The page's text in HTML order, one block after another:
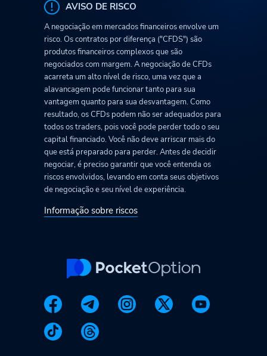
AVISO DE RISCO
A negociação em mercados financeiros envolve um
risco. Os contratos por diferença ("CFDS") são
produtos financeiros complexos que são
negociados com margem. A negociação de CFDs
acarreta um alto nível de risco, uma vez que a
alavancagem pode funcionar tanto para sua
vantagem quanto para sua desvantagem. Como
resultado, os CFDs podem não ser adequados para
todos os traders, pois você pode perder todo o seu
capital financiado. Você não deve arriscar mais do
que está preparado para perder. Antes de decidir
negociar, é preciso garantir que você entenda os
riscos envolvidos, levando em conta seus objetivos
de negociação e seu nível de experiência.
Informação sobre riscos